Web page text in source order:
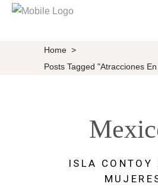
Home >
Posts Tagged "atracciones
ISLA CONTOY